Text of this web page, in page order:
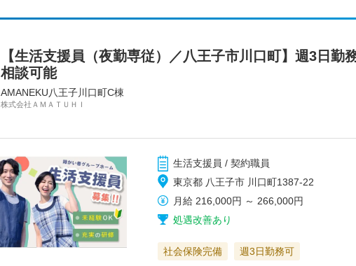
【生活支援員（夜勤専従）／八王子市川口町】週3日
相談可能
AMANEKU八王子川口町C棟
株式会社ＡＭＡＴＵＨＩ
生活支援員 / 契約職員
東京都 八王子市 川口町1387-22
月給 216,000円 ～ 266,000円
処遇改善あり
社会保険完備 週3日勤務可